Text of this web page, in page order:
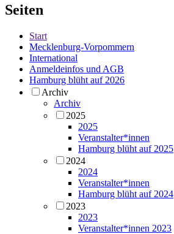
Seiten
Start
Mecklenburg-Vorpommern
International
Anmeldeinfos und AGB
Hamburg blüht auf 2026
Archiv
Archiv
2025
2025
Veranstalter*innen
Hamburg blüht auf 2025
2024
2024
Veranstalter*innen
Hamburg blüht auf 2024
2023
2023
Veranstalter*innen 2023